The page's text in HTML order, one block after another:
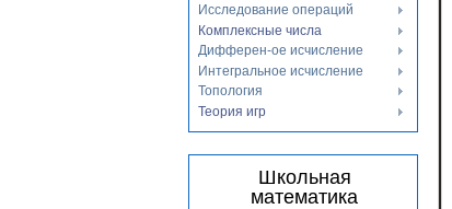
Исследование операций
Комплексные числа
Дифферен-ое исчисление
Интегральное исчисление
Топология
Теория игр
Школьная
математика